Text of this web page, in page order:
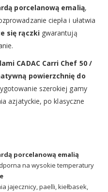
porcelanową emalią,
ciepła i ułatwia
się rączkigwarantują
CADAC Carri Chef 50 /
powierzchnię do
szerokiej gamy
azjatyckie, po klasyczne
porcelanową emalią
na wysokie temperatury
jajecznicy, paelli, kiełbasek,